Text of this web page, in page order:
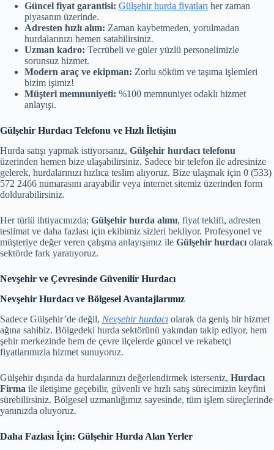
Güncel fiyat garantisi: Gülşehir hurda fiyatları her zaman
piyasanın üzerinde.
Adresten hızlı alım: Zaman kaybetmeden, yorulmadan
hurdalarınızı hemen satabilirsiniz.
Uzman kadro: Tecrübeli ve güler yüzlü personelimizle
sorunsuz hizmet.
Modern araç ve ekipman: Zorlu söküm ve taşıma işlemleri
bizim işimiz!
Müşteri memnuniyeti: %100 memnuniyet odaklı hizmet
anlayışı.
Gülşehir Hurdacı Telefonu ve Hızlı İletişim
Hurda satışı yapmak istiyorsanız, Gülşehir hurdacı telefonu
üzerinden hemen bize ulaşabilirsiniz. Sadece bir telefon ile adresinize
gelerek, hurdalarınızı hızlıca teslim alıyoruz. Bize ulaşmak için 0 (533)
572 2466 numarasını arayabilir veya internet sitemiz üzerinden form
doldurabilirsiniz.
Her türlü ihtiyacınızda; Gülşehir hurda alımı, fiyat teklifi, adresten
teslimat ve daha fazlası için ekibimiz sizleri bekliyor. Profesyonel ve
müşteriye değer veren çalışma anlayışımız ile Gülşehir hurdacı olarak
sektörde fark yaratıyoruz.
Nevşehir ve Çevresinde Güvenilir Hurdacı
Nevşehir Hurdacı ve Bölgesel Avantajlarımız
Sadece Gülşehir’de değil, Nevşehir hurdacı olarak da geniş bir hizmet
ağına sahibiz. Bölgedeki hurda sektörünü yakından takip ediyor, hem
şehir merkezinde hem de çevre ilçelerde güncel ve rekabetçi
fiyatlarımızla hizmet sunuyoruz.
Gülşehir dışında da hurdalarınızı değerlendirmek isterseniz, Hurdacı
Firma ile iletişime geçebilir, güvenli ve hızlı satış sürecimizin keyfini
sürebilirsiniz. Bölgesel uzmanlığımız sayesinde, tüm işlem süreçlerinde
yanınızda oluyoruz.
Daha Fazlası İçin: Gülşehir Hurda Alan Yerler